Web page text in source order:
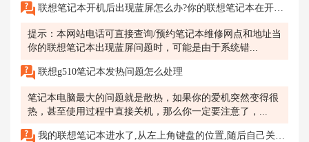
联想笔记本开机后出现蓝屏怎么办?你的联想笔记本在开机后突然出现蓝屏，上面显示了一些错误信息，无法正常使用。
提示：本网站电话可直接查询/预约笔记本维修网点和地址当
你的联想笔记本出现蓝屏问题时，可能是由于系统错...
联想g510笔记本发热问题怎么处理
笔记本电脑最大的问题就是散热，如果你的爱机突然变得很
热，甚至使用过程中直接关机，那么你一定要注意了，...
我的联想笔记本进水了,从左上角键盘的位置,随后自己关机了